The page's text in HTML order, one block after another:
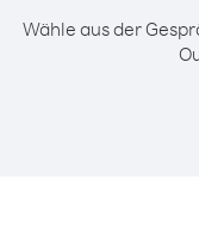
Wähle aus der